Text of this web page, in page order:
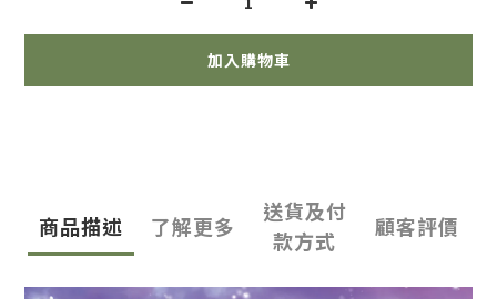
加入購物車
商品描述 了解更多
送貨及付
款方式
顧客評價